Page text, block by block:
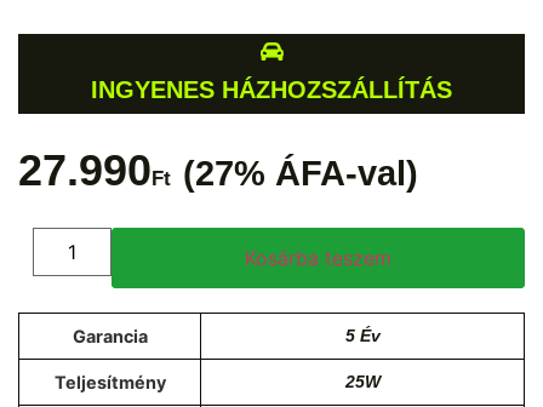
27.990Ft (27% ÁFA-val)
Kosárba teszem
INGYENES HÁZHOZSZÁLLÍTÁS
Garancia 5 Év
Teljesítmény 25W